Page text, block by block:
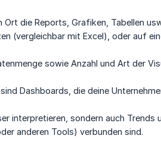
Ort die Reports, Grafiken, Tabellen
(vergleichbar mit Excel), oder auf
sowie Anzahl und Art der
sind Dashboards, die deine
interpretieren, sondern auch Trends
anderen Tools) verbunden sind.